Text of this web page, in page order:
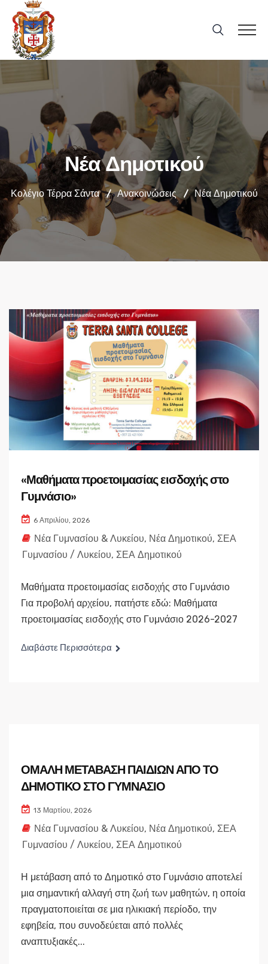
Νέα Δημοτικού
Κολέγιο Τέρρα Σάντα Ανακοινώσεις Νέα Δημοτικού
«Μαθήματα προετοιμασίας εισδοχής στο
Γυμνάσιο»
6 Απριλίου, 2026
Νέα Γυμνασίου & Λυκείου, Νέα Δημοτικού, ΣΕΑ
Γυμνασίου / Λυκείου, ΣΕΑ Δημοτικού
Μαθήματα προετοιμασίας εισδοχής στο Γυμνάσιο
Για προβολή αρχείου, πατήστε εδώ: Μαθήματα
προετοιμασίας εισδοχής στο Γυμνάσιο 2026-2027
Διαβάστε Περισσότερα
ΟΜΑΛΗ ΜΕΤΑΒΑΣΗ ΠΑΙΔΙΩΝ ΑΠΟ ΤΟ
ΔΗΜΟΤΙΚΟ ΣΤΟ ΓΥΜΝΑΣΙΟ
13 Μαρτίου, 2026
Νέα Γυμνασίου & Λυκείου, Νέα Δημοτικού, ΣΕΑ
Γυμνασίου / Λυκείου, ΣΕΑ Δημοτικού
Η μετάβαση από το Δημοτικό στο Γυμνάσιο αποτελεί
μια σημαντική αλλαγή στη ζωή των μαθητών, η οποία
πραγματοποιείται σε μια ηλικιακή περίοδο, την
εφηβεία, που συνοδεύεται από πολλές
αναπτυξιακές...